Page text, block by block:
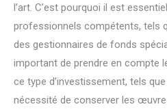
l’art. C’est pourquoi il est
professionnels compétents, tels
des gestionnaires de fonds
important de prendre en compte
ce type d’investissement, tels
nécessité de conserver les